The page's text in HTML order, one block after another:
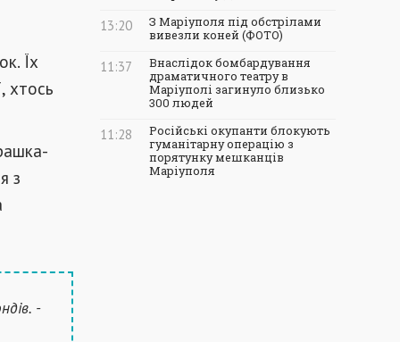
Їх
хтось
з
-
13:20
З Маріуполя під обстрілами
вивезли коней (ФОТО)
11:37
Внаслідок бомбардування
драматичного театру в
Маріуполі загинуло близько
300 людей
11:28
Російські окупанти блокують
гуманітарну операцію з
порятунку мешканців
Маріуполя